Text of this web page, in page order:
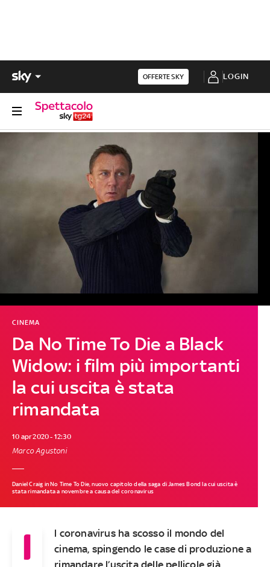
OFFERTE SKY LOGIN
Da No Time To Die a Black
Widow: i film più importanti
la cui uscita è stata
rimandata
CINEMA
10 apr 2020 - 12:30
Marco Agustoni
Daniel Craig in No Time To Die, nuovo capitolo della saga di James Bond la cui uscita è
stata rimandata a novembre a causa del coronavirus
I
l coronavirus ha scosso il mondo del
cinema, spingendo le case di produzione a